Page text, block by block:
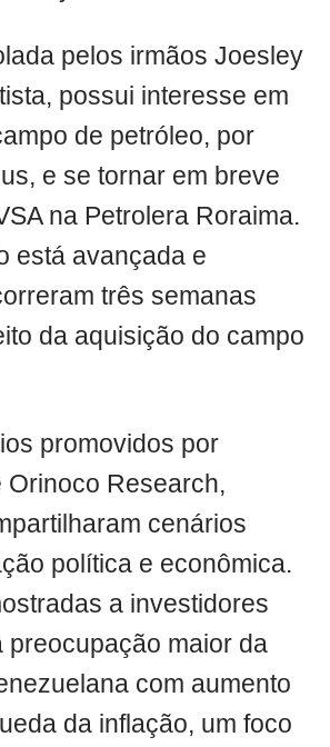
pelos irmãos Joesley
possui interesse em
de petróleo, por
e se tornar em breve
na Petrolera Roraima.
está avançada e
três semanas
da aquisição do campo
promovidos por
Orinoco Research,
cenários
política e econômica.
a investidores
preocupação maior da
com aumento
da inflação, um foco